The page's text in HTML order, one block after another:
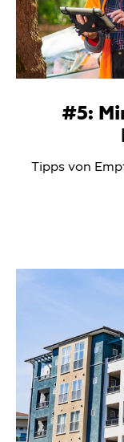
#5:
Teaser
Tipps von